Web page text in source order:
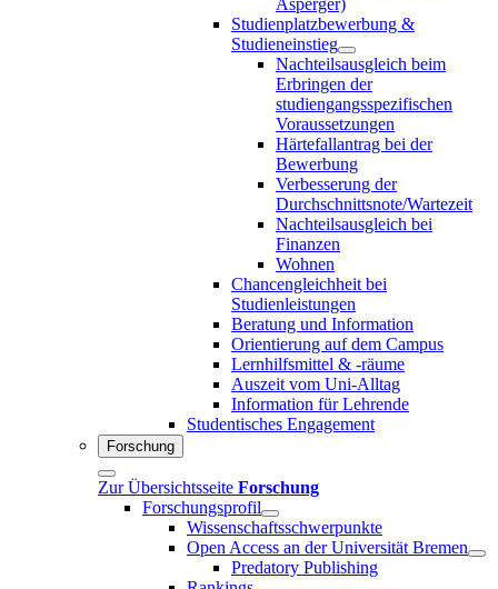
Studienplatzbewerbung &
Studieneinstieg
Nachteilsausgleich beim
Erbringen der
studiengangsspezifischen
Voraussetzungen
Härtefallantrag bei der
Bewerbung
Verbesserung der
Durchschnittsnote/Wartezeit
Nachteilsausgleich bei
Finanzen
Wohnen
Chancengleichheit bei
Studienleistungen
Beratung und Information
Orientierung auf dem Campus
Lernhilfsmittel & -räume
Auszeit vom Uni-Alltag
Information für Lehrende
Studentisches Engagement
Forschung
Zur Übersichtsseite Forschung
Forschungsprofil
Wissenschaftsschwerpunkte
Open Access an der Universität Bremen
Predatory Publishing